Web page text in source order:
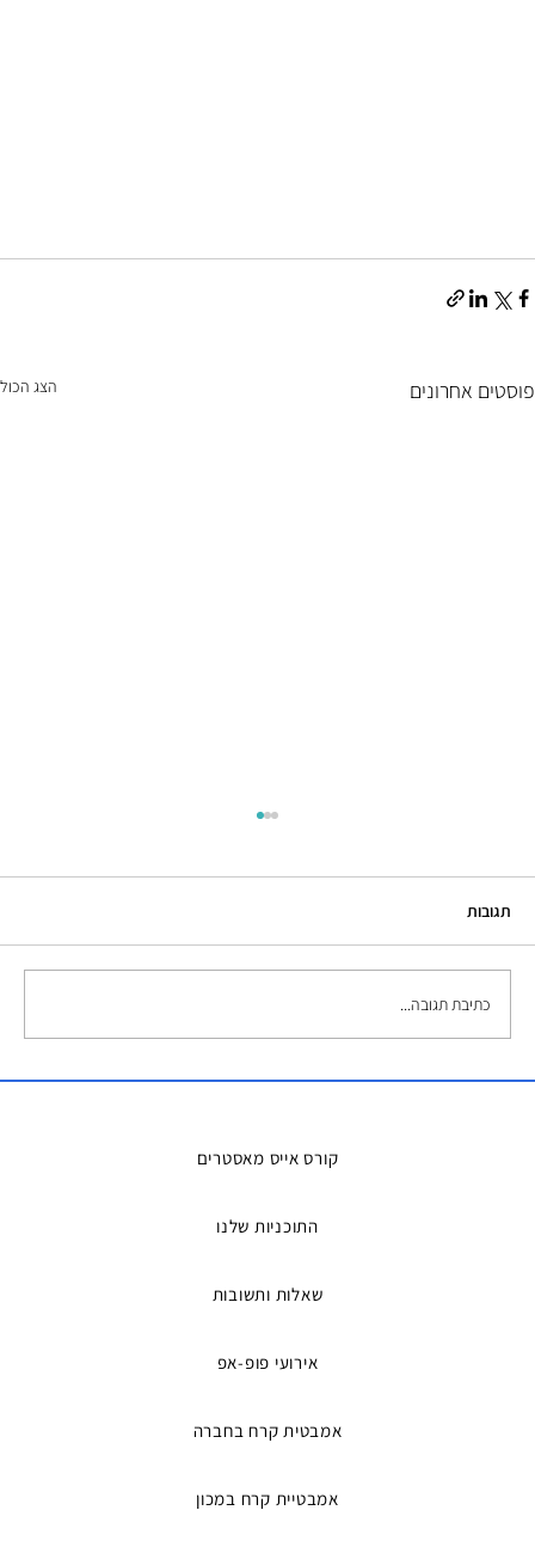
פוסטים אחרונים הצג הכול
תגובות
כתיבת תגובה...
קורס אייס מאסטרים
התוכניות שלנו
שאלות ותשובות
אירועי פופ-אפ
אמבטית קרח בחברה
אמבטיית קרח במכון